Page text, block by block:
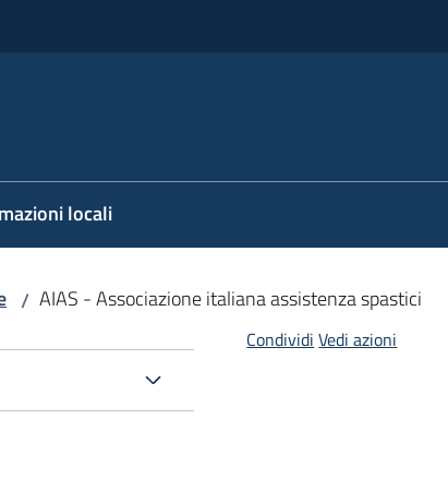
locali
/ AIAS - Associazione italiana assistenza spastici
Condividi Vedi azioni